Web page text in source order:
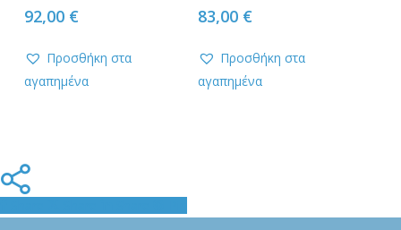
92,00 €
Προσθήκη στα
αγαπημένα
83,00 €
Προσθήκη στα
αγαπημένα